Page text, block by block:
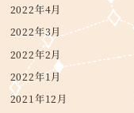
2022年4月
2022年3月
2022年2月
2022年1月
2021年12月